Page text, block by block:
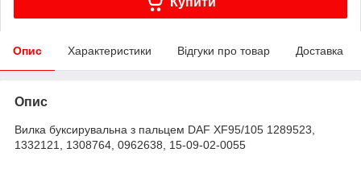
Опис Характеристики Відгуки про товар Доставка
Опис
Вилка буксирувальна з пальцем DAF XF95/105 1289523,
1332121, 1308764, 0962638, 15-09-02-0055